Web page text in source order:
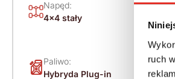
ruch
Napęd:
4x4 stały
Paliwo:
Hybryda Plug-in